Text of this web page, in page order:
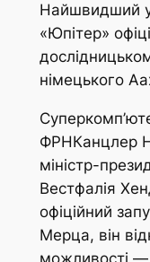
Найшвидший у
«Юпітер»
німецького
ФРНКанцлер
міністр-
Вестфалія
офіційний
Мерца, він